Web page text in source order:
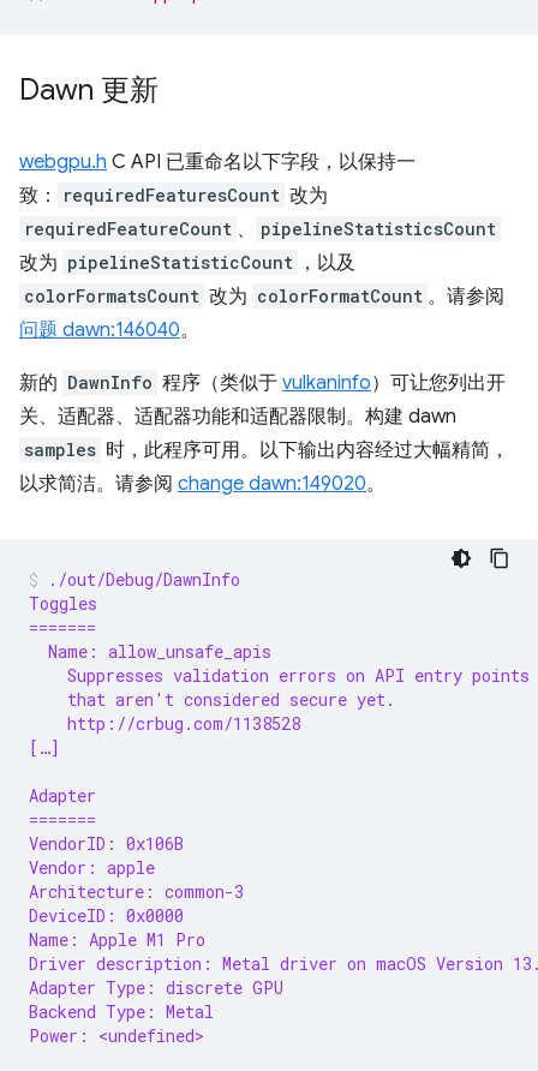
Dawn 更新
webgpu.h C API 已重命名以下字段，以保持一
致：
requiredFeaturesCount 改为
requiredFeatureCount 、 pipelineStatisticsCount
改为 pipelineStatisticCount ，以及
colorFormatsCount 改为 colorFormatCount 。请参阅
问题 dawn:146040。
新的 DawnInfo 程序（类似于 vulkaninfo）可让您列出开
关、适配器、适配器功能和适配器限制。构建 dawn
samples 时，此程序可用。以下输出内容经过大幅精简，
以求简洁。请参阅 change dawn:149020。
./out/Debug/DawnInfo
Toggles
=======
  Name: allow_unsafe_apis
Suppresses validation errors on API entry
    that aren't considered secure yet.
    http://crbug.com/1138528
[…]
Adapter
=======
VendorID: 0x106B
Vendor: apple
Architecture: common-3
DeviceID: 0x0000
Name: Apple M1 Pro
Driver description: Metal driver on macOS Version
Adapter Type: discrete GPU
Backend Type: Metal
Power: <undefined>